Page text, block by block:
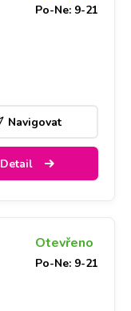
Po-Ne: 9-21
Navigovat
Detail
Otevřeno
Po-Ne: 9-21